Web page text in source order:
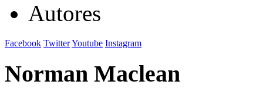
Autores
Facebook TwitterYoutube Instagram
Norman Maclean